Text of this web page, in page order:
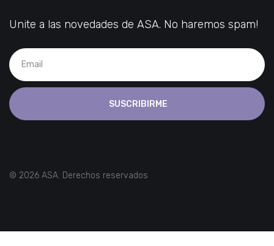
Unite a las novedades de ASA. No haremos spam!
SUSCRIBIRME
© 2026 ASA. Derechos reservados